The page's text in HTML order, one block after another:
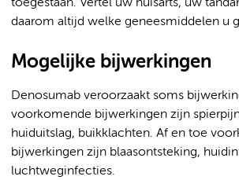
toegestaan. Vertel uw huisarts, uw
daarom altijd welke geneesmiddelen u
Mogelijke bijwerkingen
Denosumab veroorzaakt soms
voorkomende bijwerkingen zijn
huiduitslag, buikklachten. Af en toe
bijwerkingen zijn blaasontsteking,
luchtweginfecties.